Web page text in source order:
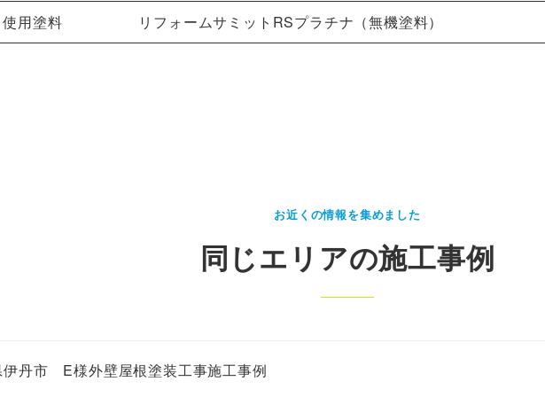
使用塗料 リフォームサミットRSプラチナ（無機塗料）
お近くの情報を集めました
同じエリアの施工事例
伊丹市 E様外壁屋根塗装工事施工事例